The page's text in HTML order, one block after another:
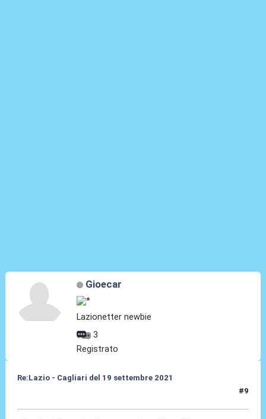
Gioecar
Lazionetter newbie
3
Registrato
Re:Lazio - Cagliari del 19 settembre 2021
#9